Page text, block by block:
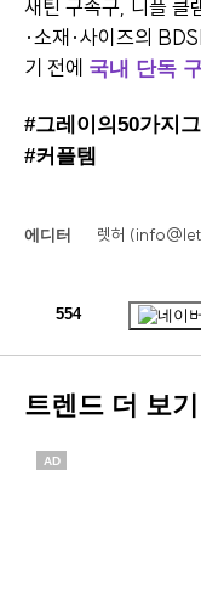
새틴 구속구, 니플 클
·소재·사이즈의
기 전에 국내 단독
#그레이의50가지
#커플템
554
에디터 렛허
트렌드 더 보기
AD